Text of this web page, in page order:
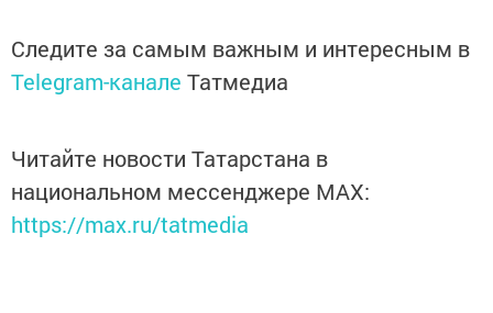
Следите за самым важным и интересным в
Telegram-канале Татмедиа
Читайте новости Татарстана в
национальном мессенджере MАХ:
https://max.ru/tatmedia